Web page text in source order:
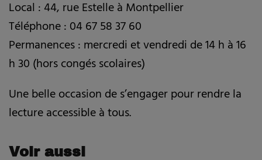
Local : 44, rue Estelle à Montpellier
Téléphone : 04 67 58 37 60
Permanences : mercredi et vendredi de 14 h à 16
h 30 (hors congés scolaires)
Une belle occasion de s’engager pour rendre la
lecture accessible à tous.
Voir aussi